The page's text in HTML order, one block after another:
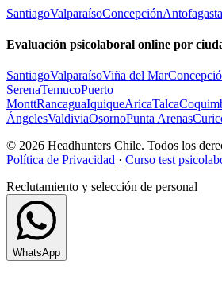
SantiagoValparaísoConcepciónAntofagasta
Evaluación psicolaboral online por
SantiagoValparaísoViña del Mar
SerenaTemucoPuerto
MonttRancaguaIquiqueAricaTalca
ÁngelesValdiviaOsornoPunta Arenas
© 2026 Headhunters Chile. Todos los
Política de Privacidad · Curso test
Reclutamiento y selección de personal
WhatsApp